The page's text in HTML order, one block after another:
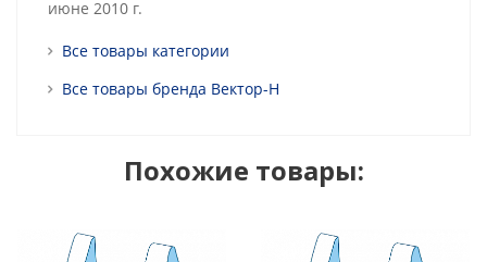
июне 2010 г.
Все товары категории
Все товары бренда Вектор-Н
Похожие товары: